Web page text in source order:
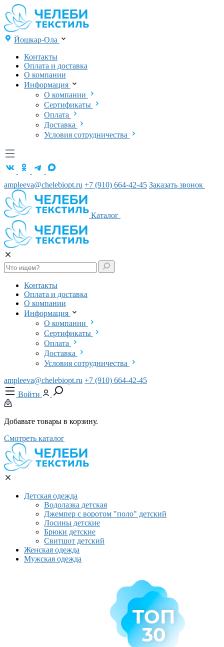
Йошкар-Ола
Контакты
Оплата и доставка
О компании
Информация
О компании
Сертификаты
Оплата
Доставка
Условия сотрудничества
ampleeva@chelebiopt.ru +7 (910) 664-42-45 Заказать звонок
Каталог
Контакты
Оплата и доставка
О компании
Информация
О компании
Сертификаты
Оплата
Доставка
Условия сотрудничества
ampleeva@chelebiopt.ru +7 (910) 664-42-45
Войти
Добавьте товары в корзину.
Смотреть каталог
Детская одежда
Водолазка детская
Джемпер с воротом "поло" детский
Лосины детские
Брюки детские
Свитшот детский
Женская одежда
Мужская одежда